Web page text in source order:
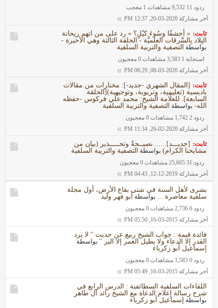
ردود 11 9,532 مشاهدات
1 معجب
آخر مشاركة 2020-03-20, 12:37 PM
ثابت: « أحشفًا وسُوءَ كيْلٍ؟ » رد على من اتهم ريحانة
البِلاد بِالسَّرقات العلميَّة - الحلقة الثالثة وهي الأخيرة -
بواسطة التصفية والتربية السلفية
استجابة 1 3,583 مشاهدات
0 معجبون
آخر مشاركة 2020-03-08, 06:29 PM
ثابت: [المقال الشهري -جديد-]: مختارات من مقالات
باديسية (تعليمية، وتربوية، وتوجيهية)[الحلقة
السابعة]. للعلّامة الشيخ: محمد علي فركوس -حفظه
الله- بواسطة التصفية والتربية السلفية
ردود 2 1,742 مشاهدات
0 معجبون
آخر مشاركة 2020-02-26, 11:34 PM
ثابت: [جديـــد].......نصيــحةٌ وتحـــــذير (بيان من
مشايخنا الكرام) بواسطة التصفية والتربية السلفية
ردود 31 25,665 مشاهدات
0 معجبون
آخر مشاركة 2019-12-12, 04:43 PM
بشرى لأهل السنة في شتى بقاع الأرض، أول مجلة
سلفية معاصرة ... بواسطة أبو فهر وليد
ردود 6 2,736 مشاهدات
0 معجبون
آخر مشاركة 2015-03-16, 05:50 PM
فائدة قيمة : جواب الشيخ ربيع عن حديث " لا يرد
القدر إلا الدعاء ولا يطيل العمر إلا البر " بواسطة
إسماعيل أبو زكرياء
ردود 0 1,583 مشاهدات
0 معجبون
آخر مشاركة 2015-03-16, 05:49 PM
اللقاءات السلفية السطائفية : الدرس الرابع في
شرح رسالة إعلام الدعاة مع الشيخ رائد آل طاهر
بواسطة إسماعيل أبو زكرياء